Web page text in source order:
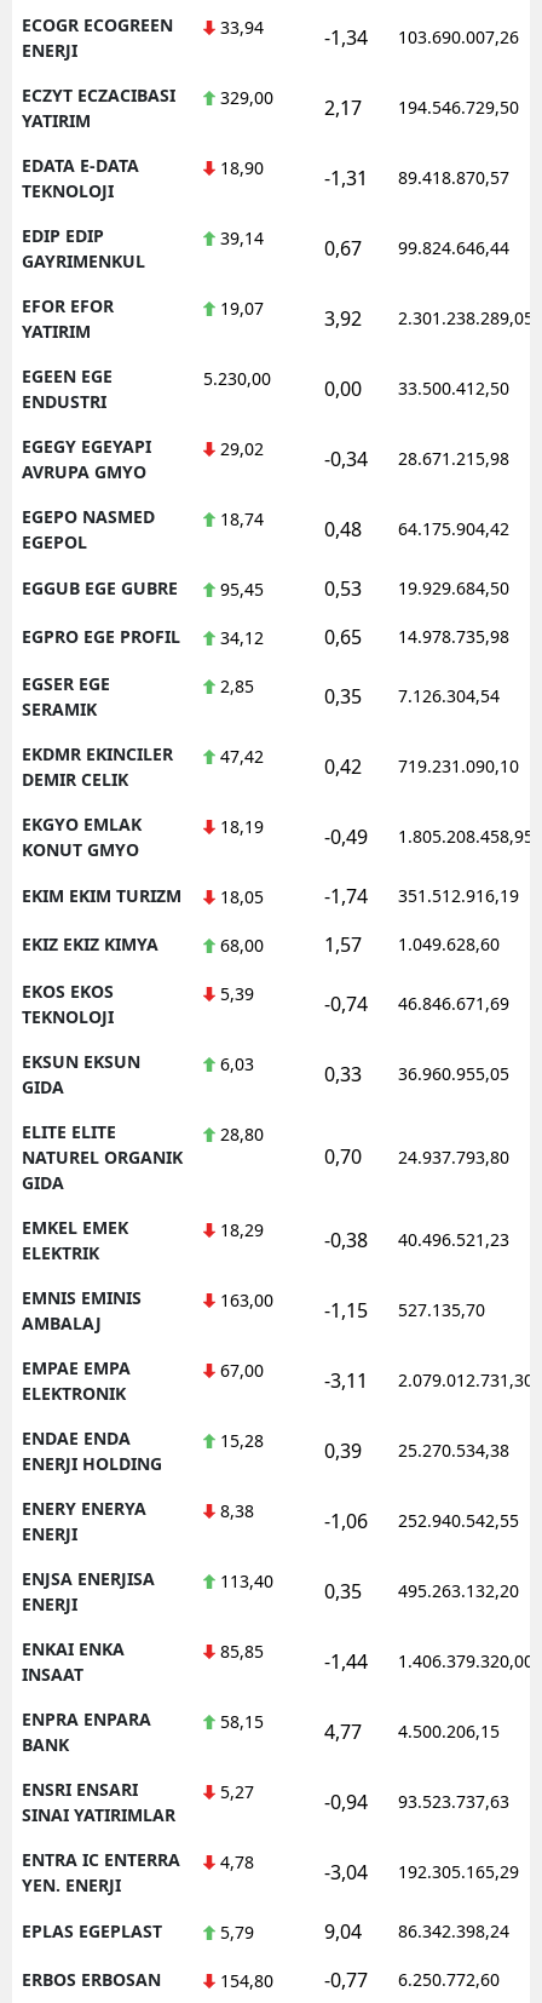
ECOGR ECOGREEN
ENERJI
33,94 -1,34 103.690.007,26
ECZYT ECZACIBASI
YATIRIM
329,00 2,17 194.546.729,50
EDATA E-DATA
TEKNOLOJI
18,90 -1,31 89.418.870,57
EDIP EDIP
GAYRIMENKUL
39,14 0,67 99.824.646,44
EFOR EFOR
YATIRIM
19,07 3,92 2.301.238.289,05
EGEEN EGE
ENDUSTRI
5.230,00 0,00 33.500.412,50
EGEGY EGEYAPI
AVRUPA GMYO
29,02 -0,34 28.671.215,98
EGEPO NASMED
EGEPOL
18,74 0,48 64.175.904,42
EGGUB EGE GUBRE 95,45 0,53 19.929.684,50
EGPRO EGE PROFIL 34,12 0,65 14.978.735,98
EGSER EGE
SERAMIK
2,85 0,35 7.126.304,54
EKDMR EKINCILER
DEMIR CELIK
47,42 0,42 719.231.090,10
EKGYO EMLAK
KONUT GMYO
18,19 -0,49 1.805.208.458,95
EKIM EKIM TURIZM 18,05 -1,74 351.512.916,19
EKIZ EKIZ KIMYA 68,00 1,57 1.049.628,60
EKOS EKOS
TEKNOLOJI
5,39 -0,74 46.846.671,69
EKSUN EKSUN
GIDA
6,03 0,33 36.960.955,05
ELITE ELITE
NATUREL ORGANIK
GIDA
28,80
0,70 24.937.793,80
EMKEL EMEK
ELEKTRIK
18,29 -0,38 40.496.521,23
EMNIS EMINIS
AMBALAJ
163,00 -1,15 527.135,70
EMPAE EMPA
ELEKTRONIK
67,00 -3,11 2.079.012.731,30
ENDAE ENDA
ENERJI HOLDING
15,28 0,39 25.270.534,38
ENERY ENERYA
ENERJI
8,38 -1,06 252.940.542,55
ENJSA ENERJISA
ENERJI
113,40 0,35 495.263.132,20
ENKAI ENKA
INSAAT
85,85 -1,44 1.406.379.320,00
ENPRA ENPARA
BANK
58,15 4,77 4.500.206,15
ENSRI ENSARI
SINAI YATIRIMLAR
5,27 -0,94 93.523.737,63
ENTRA IC ENTERRA
YEN. ENERJI
4,78 -3,04 192.305.165,29
EPLAS EGEPLAST 5,79 9,04 86.342.398,24
ERBOS ERBOSAN 154,80 -0,77 6.250.772,60